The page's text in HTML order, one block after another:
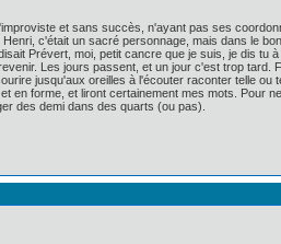
et sans succès, n'ayant pas ses
c'était un sacré personnage, mais dans le
Prévert, moi, petit cancre que je suis, je dis tu
Les jours passent, et un jour c'est trop tard.
jusqu'aux oreilles à l'écouter raconter telle ou
forme, et liront certainement mes mots. Pour
des demi dans des quarts (ou pas).